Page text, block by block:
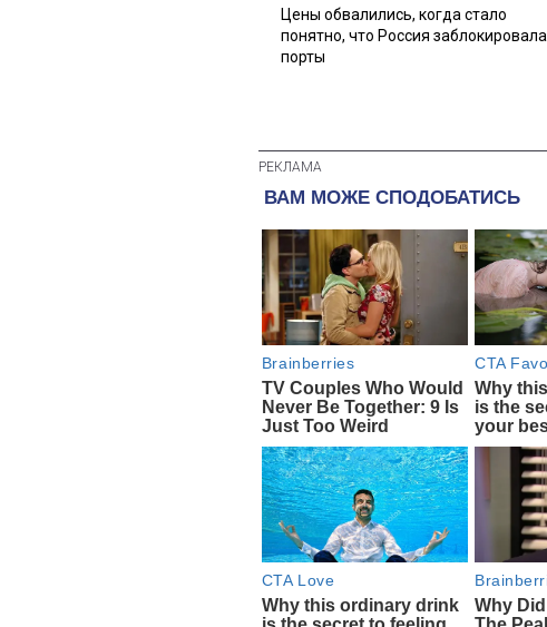
Цены обвалились, когда стало
понятно, что Россия заблокировала
порты